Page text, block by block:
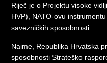
Riječ je o Projektu visoke
HVP), NATO-ovu
savezničkih sposobnosti.
Naime, Republika Hrvatska
sposobnosti Strateško